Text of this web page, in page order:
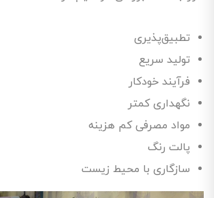
تطبیق‌پذیری
تولید سریع
فرآیند خودکار
نگهداری کمتر
مواد مصرفی کم هزینه
پالت رنگ
سازگاری با محیط زیست